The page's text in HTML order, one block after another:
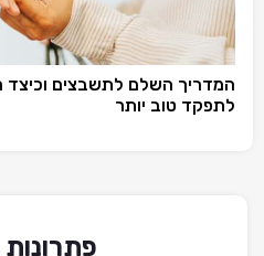
המדריך השלם לתשבצים וכיצד
לתפקד טוב יותר
פתרונות